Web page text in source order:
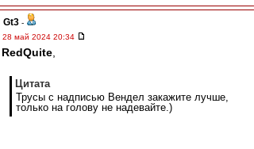
Gt3 -
28 май 2024 20:34
RedQuite
Цитата
Трусы с надписью Вендел закажите лучше,
только на голову не надевайте.)